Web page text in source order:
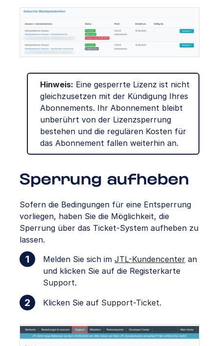
Hinweis: Eine gesperrte Lizenz ist nicht
gleichzusetzen mit der Kündigung Ihres
Abonnements. Ihr Abonnement bleibt
unberührt von der Lizenzsperrung
bestehen und die regulären Kosten für
das Abonnement fallen weiterhin an.
Sperrung aufheben
Sofern die Bedingungen für eine Entsperrung
vorliegen, haben Sie die Möglichkeit, die
Sperrung über das Ticket-System aufheben zu
lassen.
Melden Sie sich im JTL-Kundencenter an
und klicken Sie auf die Registerkarte
Support.
Klicken Sie auf Support-Ticket.